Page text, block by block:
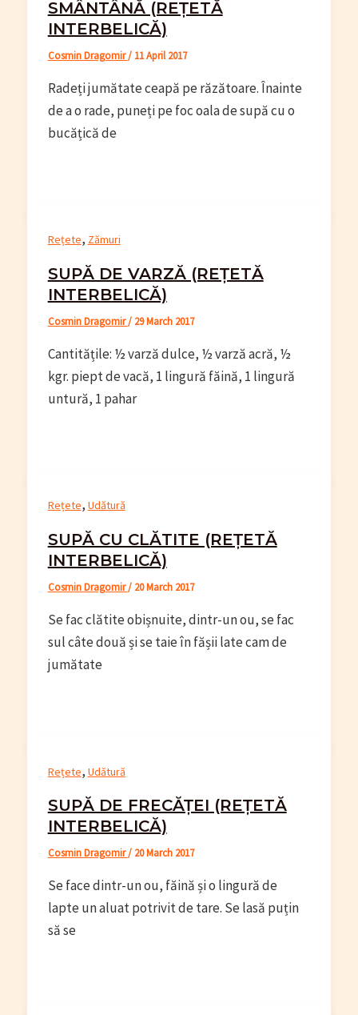
SMÂNTÂNĂ (REȚETĂ
INTERBELICĂ)
Cosmin Dragomir/ 11 April 2017
Radeți jumătate ceapă pe răzătoare. Înainte
de a o rade, puneți pe foc oala de supă cu o
bucățică de
Rețete, Zămuri
SUPĂ DE VARZĂ (REȚETĂ
INTERBELICĂ)
Cosmin Dragomir/ 29 March 2017
Cantitățile: ½ varză dulce, ½ varză acră, ½
kgr. piept de vacă, 1 lingură făină, 1 lingură
untură, 1 pahar
Rețete, Udătură
SUPĂ CU CLĂTITE (REȚETĂ
INTERBELICĂ)
Cosmin Dragomir/ 20 March 2017
Se fac clătite obișnuite, dintr-un ou, se fac
sul câte două și se taie în fășii late cam de
jumătate
Rețete, Udătură
SUPĂ DE FRECĂȚEI (REȚETĂ
INTERBELICĂ)
Cosmin Dragomir/ 20 March 2017
Se face dintr-un ou, făină și o lingură de
lapte un aluat potrivit de tare. Se lasă puțin
să se